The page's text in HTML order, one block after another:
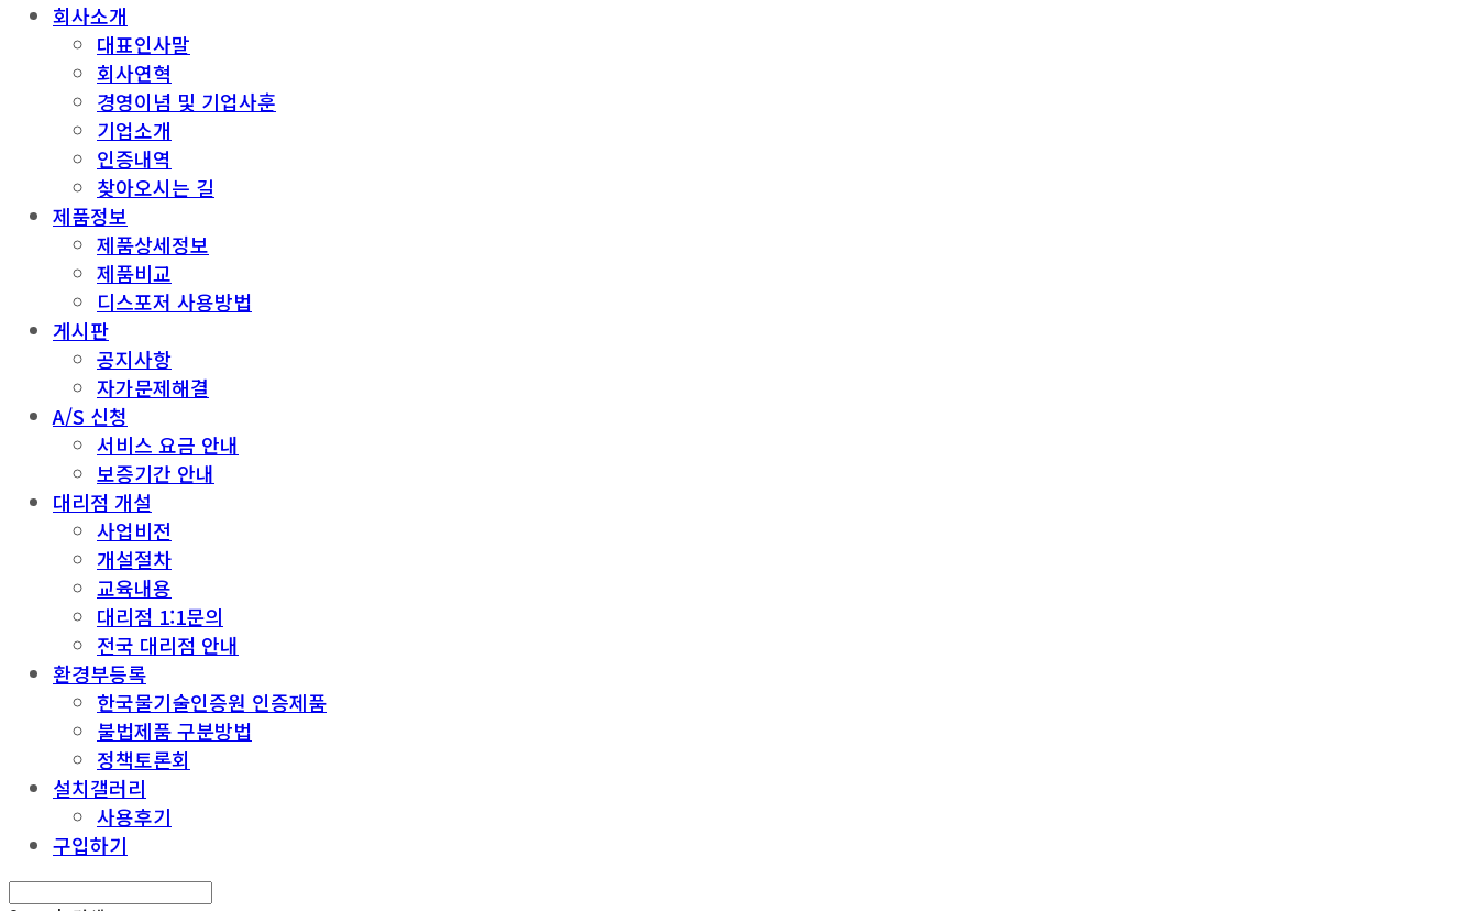
회사소개
대표인사말
회사연혁
경영이념 및 기업사훈
기업소개
인증내역
찾아오시는 길
제품정보
제품상세정보
제품비교
디스포저 사용방법
게시판
공지사항
자가문제해결
A/S 신청
서비스 요금 안내
보증기간 안내
대리점 개설
사업비전
개설절차
교육내용
대리점 1:1문의
전국 대리점 안내
환경부등록
한국물기술인증원 인증제품
불법제품 구분방법
정책토론회
설치갤러리
사용후기
구입하기